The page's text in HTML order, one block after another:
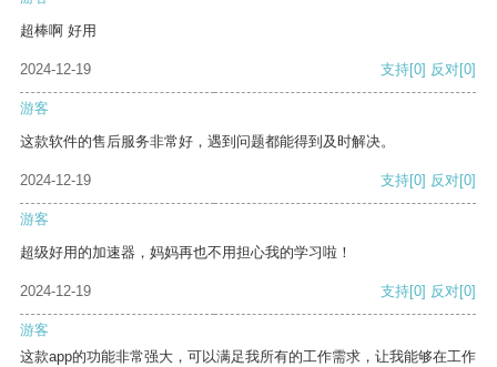
超棒啊 好用
2024-12-19 支持[0] 反对[0]
游客
这款软件的售后服务非常好，遇到问题都能得到及时解决。
2024-12-19 支持[0] 反对[0]
游客
超级好用的加速器，妈妈再也不用担心我的学习啦！
2024-12-19 支持[0] 反对[0]
游客
这款app的功能非常强大，可以满足我所有的工作需求，让我能够在工作